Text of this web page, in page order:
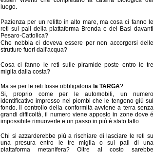
luogo.
Pazienza per un relitto in alto mare, ma cosa ci fanno le
reti sui pali della piattaforma Brenda e del Basi davanti
Pesaro-Cattolica?
Che nebbia ci doveva essere per non accorgersi delle
strutture fuori dall'acqua?
Cosa ci fanno le reti sulle piramide poste entro le tre
miglia dalla costa?
Ma se per le reti fosse obbligatoria la TARGA?
Si, proprio come per le automobili, un numero
identificativo impresso nei piombi che le tengono giù sul
fondo. Il controllo della conformità avviene a terra senza
grandi difficoltà, il numero viene apposto in zone dove é
impossibile rimuoverle e un passo in più é stato fatto .
Chi si azzarderebbe più a rischiare di lasciare le reti su
una presura entro le tre miglia o sui pali di una
piattaforma metanifera? Oltre al costo sarebbe